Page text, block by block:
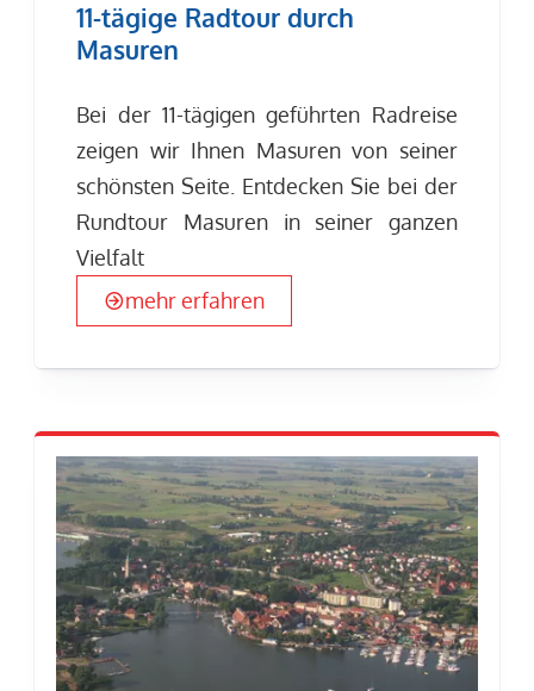
11-tägige Radtour durch
Masuren
Bei der 11-tägigen geführten Radreise
zeigen wir Ihnen Masuren von seiner
schönsten Seite. Entdecken Sie bei der
Rundtour Masuren in seiner ganzen
Vielfalt
mehr erfahren